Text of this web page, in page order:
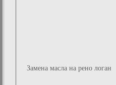
Замена масла на рено логан